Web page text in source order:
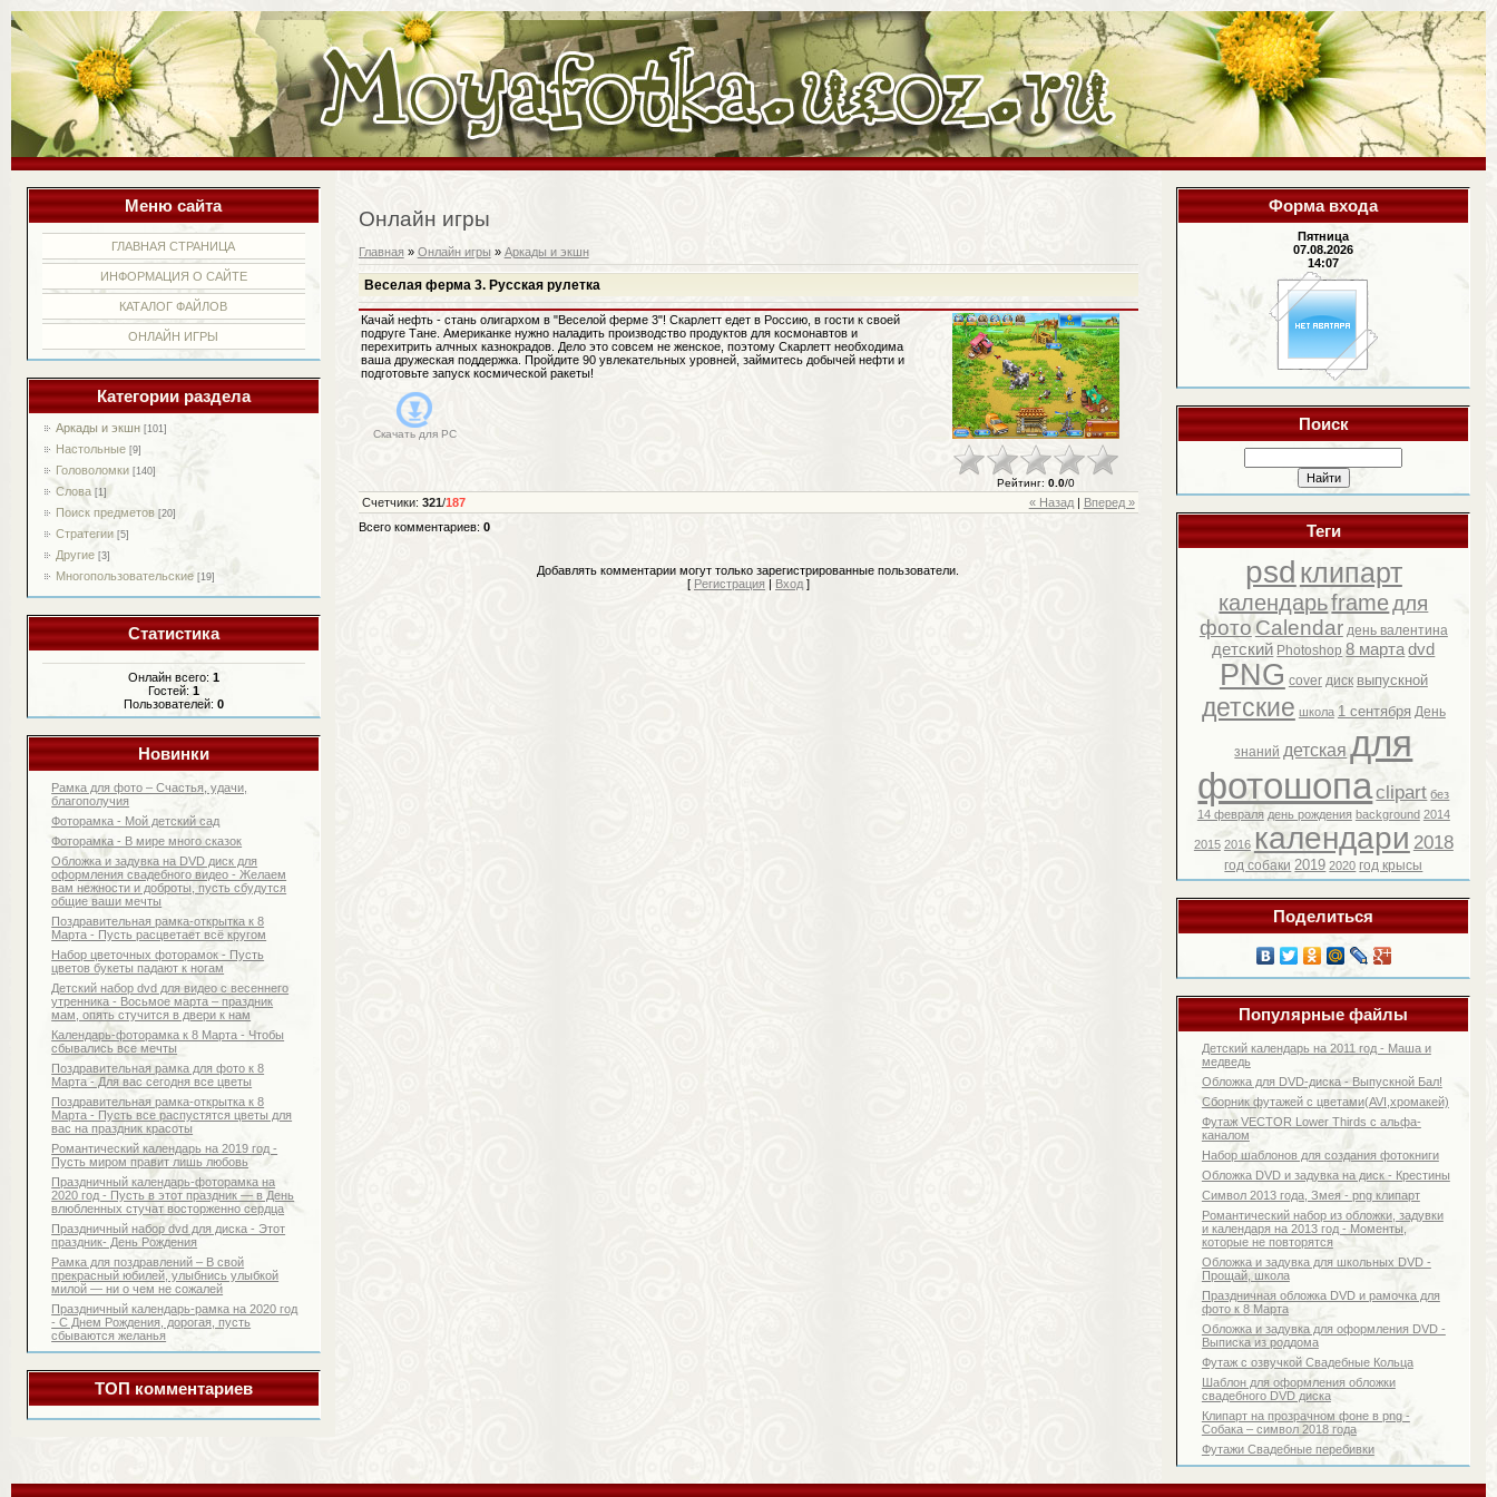
Меню сайта
ГЛАВНАЯ СТРАНИЦА
ИНФОРМАЦИЯ О САЙТЕ
КАТАЛОГ ФАЙЛОВ
ОНЛАЙН ИГРЫ
Категории раздела
Аркады и экшн [101]
Настольные [9]
Головоломки [140]
Слова [1]
Поиск предметов [20]
Стратегии [5]
Другие [3]
Многопользовательские [19]
Статистика
Онлайн всего: 1
Гостей: 1
Пользователей: 0
Новинки
Рамка для фото – Счастья, удачи,
благополучия
Фоторамка - Мой детский сад
Фоторамка - В мире много сказок
Обложка и задувка на DVD диск для
оформления свадебного видео - Желаем
вам нежности и доброты, пусть сбудутся
общие ваши мечты
Поздравительная рамка-открытка к 8
Марта - Пусть расцветает всё кругом
Набор цветочных фоторамок - Пусть
цветов букеты падают к ногам
Детский набор dvd для видео с весеннего
утренника - Восьмое марта – праздник
мам, опять стучится в двери к нам
Календарь-фоторамка к 8 Марта - Чтобы
сбывались все мечты
Поздравительная рамка для фото к 8
Марта - Для вас сегодня все цветы
Поздравительная рамка-открытка к 8
Марта - Пусть все распустятся цветы для
вас на праздник красоты
Романтический календарь на 2019 год -
Пусть миром правит лишь любовь
Праздничный календарь-фоторамка на
2020 год - Пусть в этот праздник — в День
влюбленных стучат восторженно сердца
Праздничный набор dvd для диска - Этот
праздник- День Рождения
Рамка для поздравлений – В свой
прекрасный юбилей, улыбнись улыбкой
милой — ни о чем не сожалей
Праздничный календарь-рамка на 2020 год
- С Днем Рождения, дорогая, пусть
сбываются желанья
ТОП комментариев
Форма входа
Пятница
07.08.2026
14:07
Поиск
Теги
psd клипарт
календарьframeдля
фото Calendar день валентина
детский Photoshop 8 марта dvd
PNG cover диск выпускной
детские школа 1 сентября День
знаний детскаядля
фотошопаclipart без
14 февраля день рождения background 2014
2015 2016 календари 2018
год собаки 2019 2020 год крысы
Поделиться
Популярные файлы
Детский календарь на 2011 год - Маша и
медведь
Обложка для DVD-диска - Выпускной Бал!
Сборник футажей с цветами(AVI,хромакей)
Футаж VECTOR Lower Thirds с альфа-
каналом
Набор шаблонов для создания фотокниги
Обложка DVD и задувка на диск - Крестины
Символ 2013 года, Змея - png клипарт
Романтический набор из обложки, задувки
и календаря на 2013 год - Моменты,
которые не повторятся
Обложка и задувка для школьных DVD -
Прощай, школа
Праздничная обложка DVD и рамочка для
фото к 8 Марта
Обложка и задувка для оформления DVD -
Выписка из роддома
Футаж с озвучкой Свадебные Кольца
Шаблон для оформления обложки
свадебного DVD диска
Клипарт на прозрачном фоне в png -
Собака – символ 2018 года
Футажи Свадебные перебивки
Онлайн игры
Главная» Онлайн игры» Аркады и экшн
Веселая ферма 3. Русская рулетка
Качай нефть - стань олигархом в "Веселой ферме 3"! Скарлетт едет в Россию, в гости к своей
подруге Тане. Американке нужно наладить производство продуктов для космонавтов и
перехитрить алчных казнокрадов. Дело это совсем не женское, поэтому Скарлетт необходима
ваша дружеская поддержка. Пройдите 90 увлекательных уровней, займитесь добычей нефти и
подготовьте запуск космической ракеты!
Скачать дляPC
Рейтинг: 0.0/0
« Назад| Вперед »
Счетчики: 321/187
Всего комментариев: 0
Добавлять комментарии могут только зарегистрированные пользователи.
[ Регистрация Вход]